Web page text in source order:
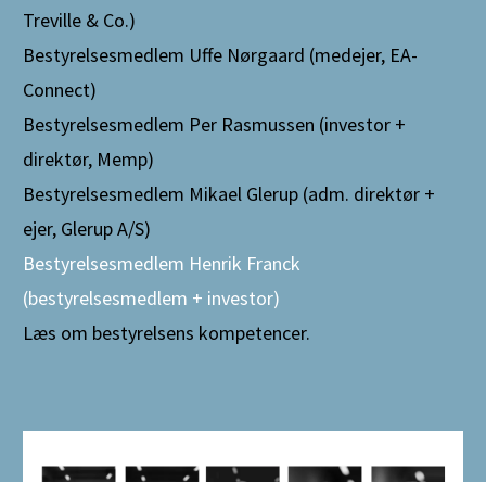
Treville & Co.)
Bestyrelsesmedlem Uffe Nørgaard (medejer, EA-
Connect)
Bestyrelsesmedlem Per Rasmussen (investor +
direktør, Memp)
Bestyrelsesmedlem Mikael Glerup (adm. direktør +
ejer, Glerup A/S)
Bestyrelsesmedlem Henrik Franck
(bestyrelsesmedlem + investor)
Læs om bestyrelsens kompetencer.